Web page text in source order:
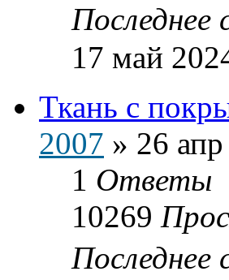
Последнее
17 май
Ткань с
2007 » 26
1 Ответы
10269
Последнее